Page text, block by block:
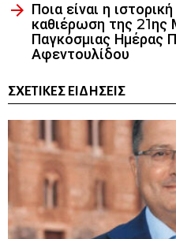
Ποια είναι η
καθιέρωση της 21ης
Παγκόσμιας Ημέρας
Αφεντουλίδου
ΣΧΕΤΙΚΈΣ ΕΙΔΉΣΕΙΣ